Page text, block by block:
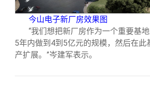
今山电子新厂房效果图
“我们想把新厂房作为一个重要基
5年内做到4到5亿元的规模，然后在此
产扩展。”岑建军表示。